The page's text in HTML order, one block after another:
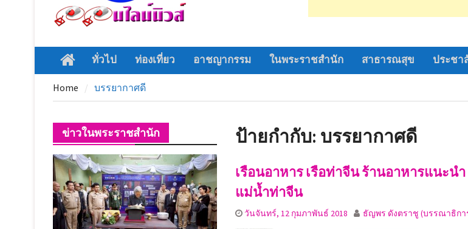
ร่วมกับ กิ่งกาชาดอำเภอด่านช้าง จัด
สิงหาคม 2569
ยิ่งใหญ่อลังการมหกรรมดนตรีเด็ก
“อัสนี-วสันต์” บน AIS PLAY 8 ก.ย. นี้
Homeทั่วไป ท่องเที่ยว อาชญากรรม ในพระราชสำนัก สาธารณสุข ประชา
Home บรรยากาศดี
ป้ายกำกับ: บรรยากาศดี
เรือนอาหาร เรือท่าจีน ร้านอาหารแนะน
แม่น้ำท่าจีน
วันจันทร์, 12 กุมภาพันธ์ 2018 ธัญพร ดังตราชู (บรรณาธิกา
ข่าวในพระราชสำนัก